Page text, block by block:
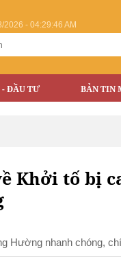
2026 - 04:29:47 AM
ĐẦU TƯ BẢN TIN
Khởi tố bị
Hường nhanh chóng,